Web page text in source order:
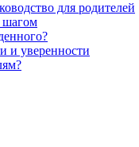
для родителей
шагом
и уверенности